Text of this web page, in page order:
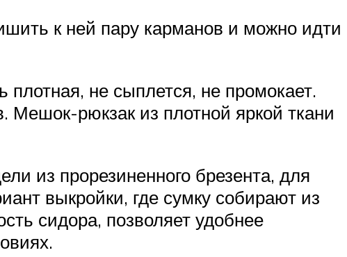
к ней пару карманов и можно идти
не сыплется, не промокает.
рюкзак из плотной яркой ткани
из прорезиненного брезента, для
выкройки, где сумку собирают из
сидора, позволяет удобнее